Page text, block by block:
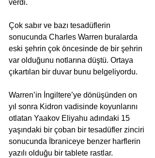
verdi.
Çok sabır ve bazı tesadüflerin
sonucunda Charles Warren buralarda
eski şehrin çok öncesinde de bir şehrin
var olduğunu notlarına düştü. Ortaya
çıkartılan bir duvar bunu belgeliyordu.
Warren’in İngiltere’ye dönüşünden on
yıl sonra Kidron vadisinde koyunlarını
otlatan Yaakov Eliyahu adındaki 15
yaşındaki bir çoban bir tesadüfler zinciri
sonucunda İbraniceye benzer harflerin
yazılı olduğu bir tablete rastlar.